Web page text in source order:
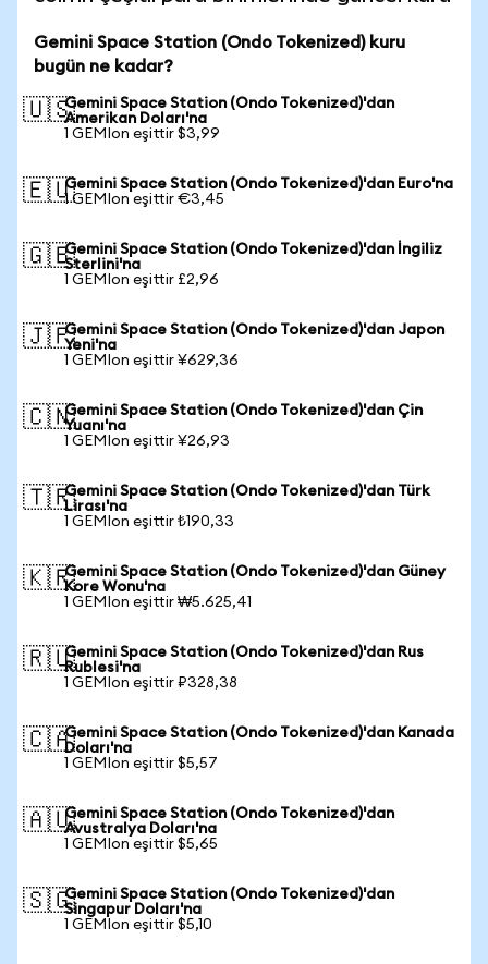
Gemini Space Station (Ondo Tokenized) kuru
bugün ne kadar?
🇺🇸Gemini Space Station (Ondo Tokenized)'dan
Amerikan Doları'na
1 GEMIon eşittir $3,99
🇪🇺Gemini Space Station (Ondo Tokenized)'dan Euro'na
1 GEMIon eşittir €3,45
🇬🇧Gemini Space Station (Ondo Tokenized)'dan İngiliz
Sterlini'na
1 GEMIon eşittir £2,96
🇯🇵Gemini Space Station (Ondo Tokenized)'dan Japon
Yeni'na
1 GEMIon eşittir ¥629,36
🇨🇳Gemini Space Station (Ondo Tokenized)'dan Çin
Yuanı'na
1 GEMIon eşittir ¥26,93
🇹🇷Gemini Space Station (Ondo Tokenized)'dan Türk
Lirası'na
1 GEMIon eşittir ₺190,33
🇰🇷Gemini Space Station (Ondo Tokenized)'dan Güney
Kore Wonu'na
1 GEMIon eşittir ₩5.625,41
🇷🇺Gemini Space Station (Ondo Tokenized)'dan Rus
Rublesi'na
1 GEMIon eşittir ₽328,38
🇨🇦Gemini Space Station (Ondo Tokenized)'dan Kanada
Doları'na
1 GEMIon eşittir $5,57
🇦🇺Gemini Space Station (Ondo Tokenized)'dan
Avustralya Doları'na
1 GEMIon eşittir $5,65
🇸🇬Gemini Space Station (Ondo Tokenized)'dan
Singapur Doları'na
1 GEMIon eşittir $5,10